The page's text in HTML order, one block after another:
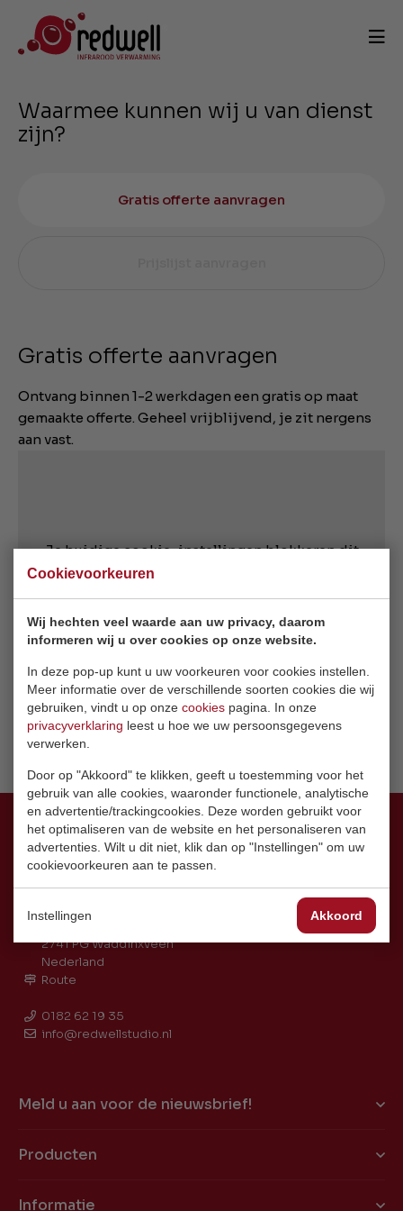
Cookievoorkeuren
Wij hechten veel waarde aan uw privacy, daarom
informeren wij u over cookies op onze website.
In deze pop-up kunt u uw voorkeuren voor cookies instellen.
Meer informatie over de verschillende soorten cookies die wij
gebruiken, vindt u op onze cookies pagina. In onze
privacyverklaring leest u hoe we uw persoonsgegevens
verwerken.
Door op "Akkoord" te klikken, geeft u toestemming voor het
gebruik van alle cookies, waaronder functionele, analytische
en advertentie/trackingcookies. Deze worden gebruikt voor
het optimaliseren van de website en het personaliseren van
advertenties. Wilt u dit niet, klik dan op "Instellingen" om uw
cookievoorkeuren aan te passen.
Instellingen Akkoord
Waarmee kunnen wij u van dienst
zijn?
Gratis offerte aanvragen
Gratis offerte aanvragen
Ontvang binnen 1-2 werkdagen een gratis op maat
gemaakte offerte. Geheel vrijblijvend, je zit nergens
aan vast.
Je huidige cookie-instellingen blokkeren dit
onderdeel. Pas je cookie-instellingen aan om
Cookie-instellingen wijzigen
Coenecoop 2L
2741 PG Waddinxveen
Nederland
Route
0182 62 19 35
info@redwellstudio.nl
Meld u aan voor de nieuwsbrief!
Producten
Informatie